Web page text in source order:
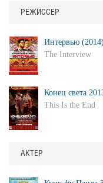
РЕЖИССЕР
Интервью (2014)
The Interview
Конец света
This Is the End
АКТЕР